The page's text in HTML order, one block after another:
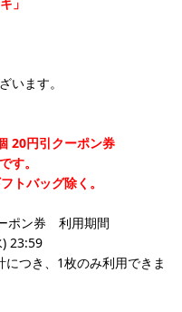
ます。
20円引クーポン券
す。
バッグ除く。
ポン券 利用期間
23:59
つき、1枚のみ利用できま